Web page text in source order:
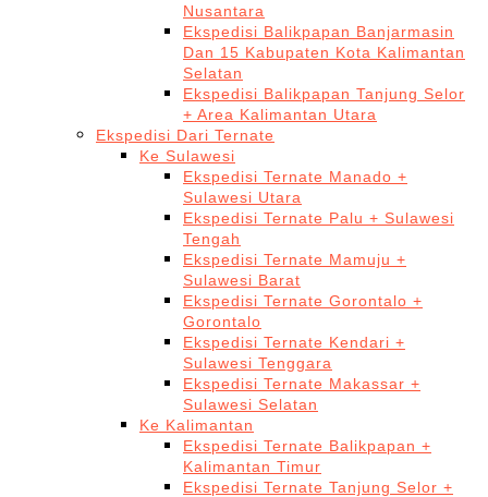
Nusantara
Ekspedisi Balikpapan Banjarmasin
Dan 15 Kabupaten Kota Kalimantan
Selatan
Ekspedisi Balikpapan Tanjung Selor
+ Area Kalimantan Utara
Ekspedisi Dari Ternate
Ke Sulawesi
Ekspedisi Ternate Manado +
Sulawesi Utara
Ekspedisi Ternate Palu + Sulawesi
Tengah
Ekspedisi Ternate Mamuju +
Sulawesi Barat
Ekspedisi Ternate Gorontalo +
Gorontalo
Ekspedisi Ternate Kendari +
Sulawesi Tenggara
Ekspedisi Ternate Makassar +
Sulawesi Selatan
Ke Kalimantan
Ekspedisi Ternate Balikpapan +
Kalimantan Timur
Ekspedisi Ternate Tanjung Selor +